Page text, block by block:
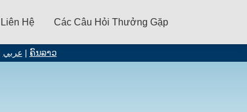
عربي ຄົນລາວ
Liên Hệ Các Câu Hỏi Thưởng Gặp